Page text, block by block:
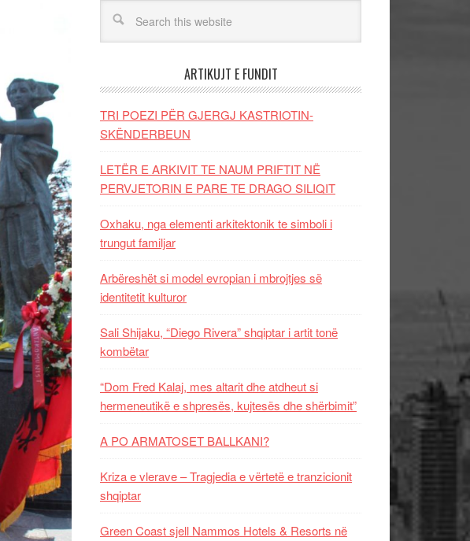
ARTIKUJT E FUNDIT
TRI POEZI PËR GJERGJ KASTRIOTIN-
SKËNDERBEUN
LETËR E ARKIVIT TE NAUM PRIFTIT NË
PERVJETORIN E PARE TE DRAGO SILIQIT
Oxhaku, nga elementi arkitektonik te simboli i
trungut familjar
Arbëreshët si model evropian i mbrojtjes së
identitetit kulturor
Sali Shijaku, “Diego Rivera” shqiptar i artit tonë
kombëtar
“Dom Fred Kalaj, mes altarit dhe atdheut si
hermeneutikë e shpresës, kujtesës dhe shërbimit”
A PO ARMATOSET BALLKANI?
Kriza e vlerave – Tragjedia e vërtetë e tranzicionit
shqiptar
Green Coast sjell Nammos Hotels & Resorts në